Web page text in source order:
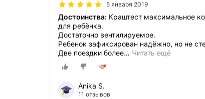
5 января 2019
Достоинства: Краштест максимальное
для ребёнка.
Достаточно вентилируемое.
Ребенок зафиксирован надёжно, но не
Две поездки более… Читать ещё
Anika S.
11 отзывов